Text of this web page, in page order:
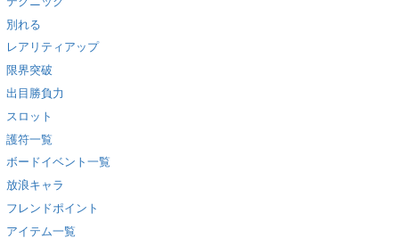
別れる
レアリティアップ
限界突破
出目勝負力
スロット
護符一覧
ボードイベント一覧
放浪キャラ
フレンドポイント
アイテム一覧